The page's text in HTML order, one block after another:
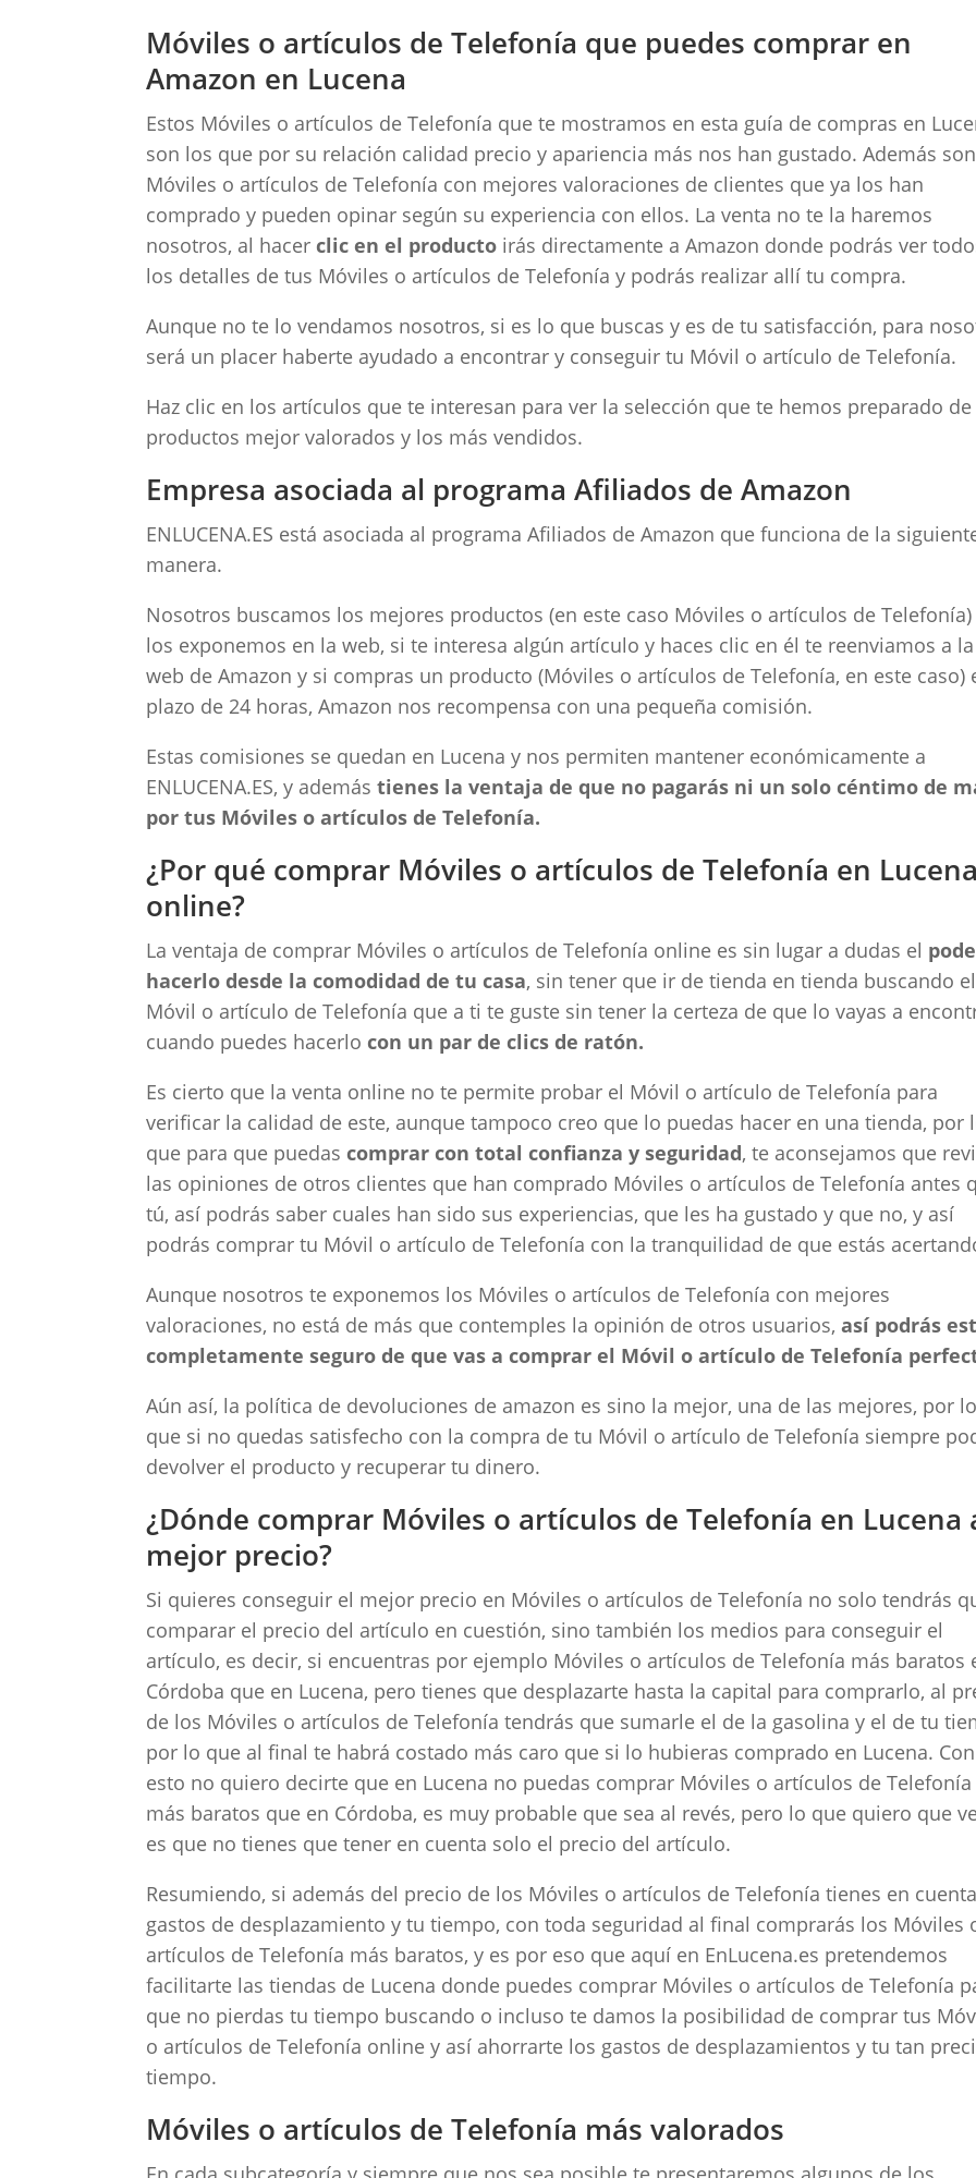
Móviles o artículos de Telefonía que puedes comprar en
Amazon en Lucena
Estos Móviles o artículos de Telefonía que te mostramos en esta guía de compras en
son los que por su relación calidad precio y apariencia más nos han gustado. Además
Móviles o artículos de Telefonía con mejores valoraciones de clientes que ya los han
comprado y pueden opinar según su experiencia con ellos. La venta no te la haremos
nosotros, al hacerclic en el producto irás directamente a Amazon donde podrás ver
los detalles de tus Móviles o artículos de Telefonía y podrás realizar allí tu compra.
Aunque no te lo vendamos nosotros, si es lo que buscas y es de tu satisfacción, para
será un placer haberte ayudado a encontrar y conseguir tu Móvil o artículo de Telefonía.
Haz clic en los artículos que te interesan para ver la selección que te hemos preparado
productos mejor valorados y los más vendidos.
Empresa asociada al programa Afiliados de Amazon
ENLUCENA.ES está asociada al programa Afiliados de Amazon que funciona de la
manera.
Nosotros buscamos los mejores productos (en este caso Móviles o artículos de Telefonía)
los exponemos en la web, si te interesa algún artículo y haces clic en él te reenviamos a la
web de Amazon y si compras un producto (Móviles o artículos de Telefonía, en este caso)
plazo de 24 horas, Amazon nos recompensa con una pequeña comisión.
Estas comisiones se quedan en Lucena y nos permiten mantener económicamente a
ENLUCENA.ES, y ademástienes la ventaja de que no pagarás ni un solo céntimo de
por tus Móviles o artículos de Telefonía.
¿Por qué comprar Móviles o artículos de Telefonía en Lucena
online?
La ventaja de comprar Móviles o artículos de Telefonía online es sin lugar a dudas el
hacerlo desde la comodidad de tu casa, sin tener que ir de tienda en tienda buscando el
Móvil o artículo de Telefonía que a ti te guste sin tener la certeza de que lo vayas a
cuando puedes hacerlocon un par de clics de ratón.
Es cierto que la venta online no te permite probar el Móvil o artículo de Telefonía para
verificar la calidad de este, aunque tampoco creo que lo puedas hacer en una tienda, por
que para que puedascomprar con total confianza y seguridad, te aconsejamos que
las opiniones de otros clientes que han comprado Móviles o artículos de Telefonía antes
tú, así podrás saber cuales han sido sus experiencias, que les ha gustado y que no, y así
podrás comprar tu Móvil o artículo de Telefonía con la tranquilidad de que estás
Aunque nosotros te exponemos los Móviles o artículos de Telefonía con mejores
valoraciones, no está de más que contemples la opinión de otros usuarios,así podrás
completamente seguro de que vas a comprar el Móvil o artículo de Telefonía
Aún así, la política de devoluciones de amazon es sino la mejor, una de las mejores, por lo
que si no quedas satisfecho con la compra de tu Móvil o artículo de Telefonía siempre
devolver el producto y recuperar tu dinero.
¿Dónde comprar Móviles o artículos de Telefonía en Lucena
mejor precio?
Si quieres conseguir el mejor precio en Móviles o artículos de Telefonía no solo tendrás
comparar el precio del artículo en cuestión, sino también los medios para conseguir el
artículo, es decir, si encuentras por ejemplo Móviles o artículos de Telefonía más baratos
Córdoba que en Lucena, pero tienes que desplazarte hasta la capital para comprarlo, al
de los Móviles o artículos de Telefonía tendrás que sumarle el de la gasolina y el de tu
por lo que al final te habrá costado más caro que si lo hubieras comprado en Lucena. Con
esto no quiero decirte que en Lucena no puedas comprar Móviles o artículos de Telefonía
más baratos que en Córdoba, es muy probable que sea al revés, pero lo que quiero que
es que no tienes que tener en cuenta solo el precio del artículo.
Resumiendo, si además del precio de los Móviles o artículos de Telefonía tienes en
gastos de desplazamiento y tu tiempo, con toda seguridad al final comprarás los Móviles
artículos de Telefonía más baratos, y es por eso que aquí en EnLucena.es pretendemos
facilitarte las tiendas de Lucena donde puedes comprar Móviles o artículos de Telefonía
que no pierdas tu tiempo buscando o incluso te damos la posibilidad de comprar tus
o artículos de Telefonía online y así ahorrarte los gastos de desplazamientos y tu tan
tiempo.
Móviles o artículos de Telefonía más valorados